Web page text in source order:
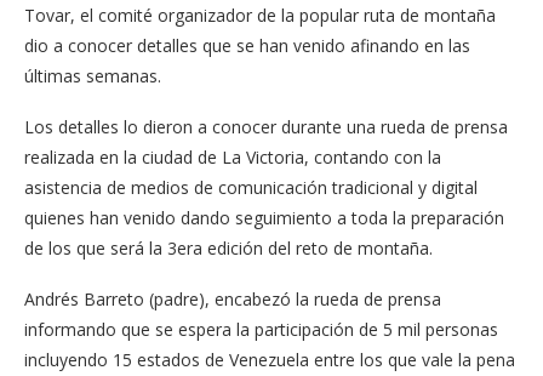
Tovar, el comité organizador de la popular ruta de montaña
dio a conocer detalles que se han venido afinando en las
últimas semanas.
Los detalles lo dieron a conocer durante una rueda de prensa
realizada en la ciudad de La Victoria, contando con la
asistencia de medios de comunicación tradicional y digital
quienes han venido dando seguimiento a toda la preparación
de los que será la 3era edición del reto de montaña.
Andrés Barreto (padre), encabezó la rueda de prensa
informando que se espera la participación de 5 mil personas
incluyendo 15 estados de Venezuela entre los que vale la pena